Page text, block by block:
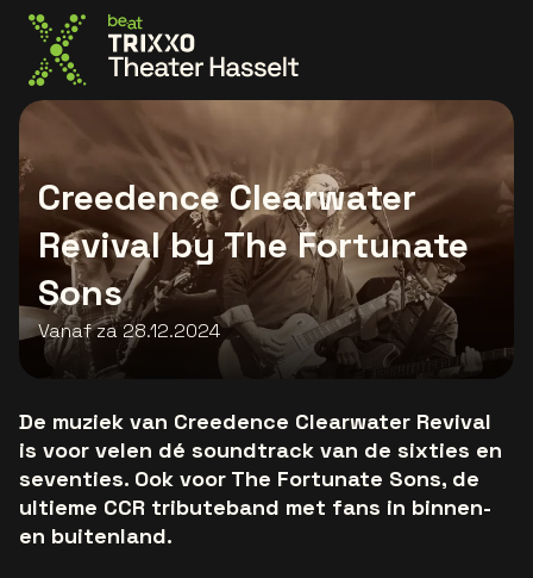
Ga naar de homepage
Creedence Clearwater
Revival by The Fortunate
Sons
Vanaf za 28.12.2024
De muziek van Creedence Clearwater Revival
is voor velen dé soundtrack van de sixties en
seventies. Ook voor The Fortunate Sons, de
ultieme CCR tributeband met fans in binnen-
en buitenland.